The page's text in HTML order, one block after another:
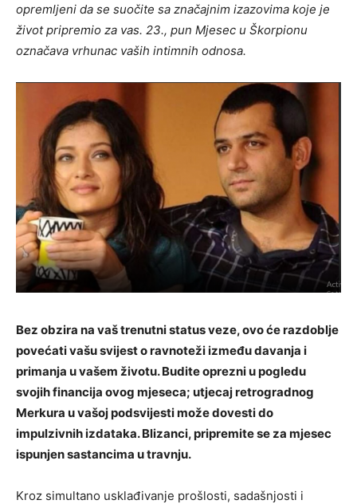
opremljeni da se suočite sa značajnim izazovima koje je
život pripremio za vas. 23., pun Mjesec u Škorpionu
označava vrhunac vaših intimnih odnosa.
Bez obzira na vaš trenutni status veze, ovo će razdoblje
povećati vašu svijest o ravnoteži između davanja i
primanja u vašem životu. Budite oprezni u pogledu
svojih financija ovog mjeseca; utjecaj retrogradnog
Merkura u vašoj podsvijesti može dovesti do
impulzivnih izdataka. Blizanci, pripremite se za mjesec
ispunjen sastancima u travnju.
Kroz simultano usklađivanje prošlosti, sadašnjosti i